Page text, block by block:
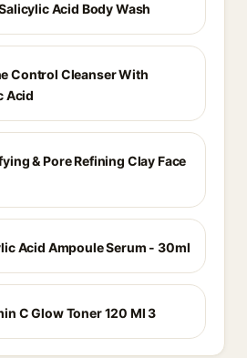
Acid Body Wash
Control Cleanser With
Acid
& Pore Refining Clay Face
Acid Ampoule Serum - 30ml
C Glow Toner 120 Ml 3